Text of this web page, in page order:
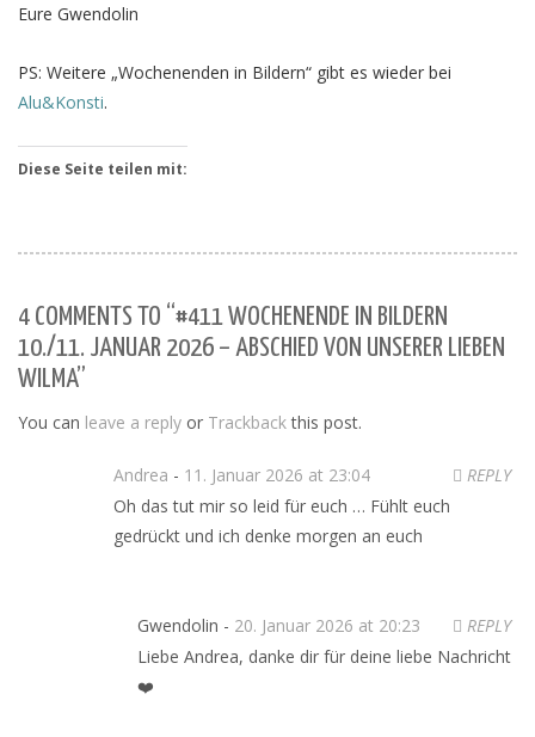
Eure Gwendolin
PS: Weitere „Wochenenden in Bildern“ gibt es wieder bei
Alu&Konsti.
Diese Seite teilen mit:
4 COMMENTS TO “#411 WOCHENENDE IN BILDERN
10./11. JANUAR 2026 – ABSCHIED VON UNSERER LIEBEN
WILMA”
You can leave a reply or Trackbackthis post.
Andrea - 11. Januar 2026 at 23:04
REPLY
Oh das tut mir so leid für euch … Fühlt euch
gedrückt und ich denke morgen an euch
Gwendolin - 20. Januar 2026 at 20:23
REPLY
Liebe Andrea, danke dir für deine liebe Nachricht
❤️